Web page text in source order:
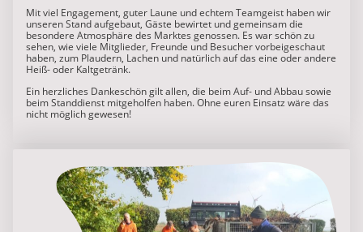
Mit viel Engagement, guter Laune und echtem Teamgeist haben wir
unseren Stand aufgebaut, Gäste bewirtet und gemeinsam die
besondere Atmosphäre des Marktes genossen. Es war schön zu
sehen, wie viele Mitglieder, Freunde und Besucher vorbeigeschaut
haben, zum Plaudern, Lachen und natürlich auf das eine oder andere
Heiß- oder Kaltgetränk.
Ein herzliches Dankeschön gilt allen, die beim Auf- und Abbau sowie
beim Standdienst mitgeholfen haben. Ohne euren Einsatz wäre das
nicht möglich gewesen!